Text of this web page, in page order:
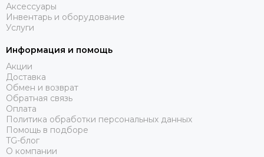
Аксессуары
Инвентарь и оборудование
Услуги
Информация и помощь
Акции
Доставка
Обмен и возврат
Обратная связь
Оплата
Политика обработки персональных данных
Помощь в подборе
TG-блог
О компании